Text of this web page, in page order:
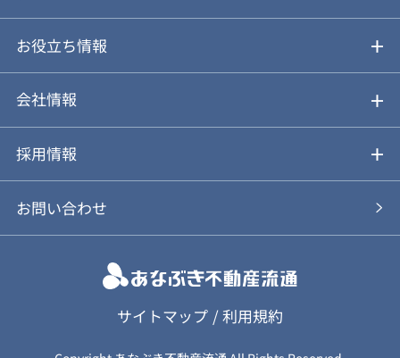
仲介と買取のメリット・デメリット
動画やパンフレットで見る
購入前も後も安心サポート
お気に入り
お役立ち情報
不動産Q&A
アルファジャーナル
会社情報
会社概要
スタッフ紹介
個人情報保護方針
カスタマーハラスメント基本方針
採用情報
新卒採用について
キャリア採用について
お問い合わせ
サイトマップ /利用規約